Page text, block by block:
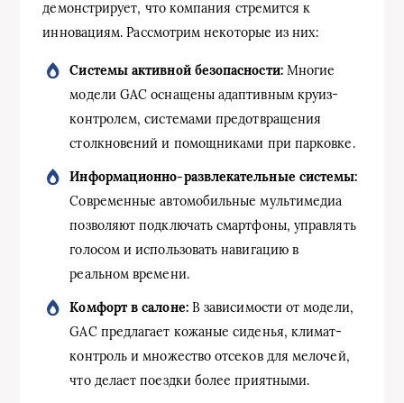
демонстрирует, что компания стремится к
инновациям. Рассмотрим некоторые из них:
Системы активной безопасности:Многие
модели GAC оснащены адаптивным круиз-
контролем, системами предотвращения
столкновений и помощниками при парковке.
Информационно-развлекательные системы:
Современные автомобильные мультимедиа
позволяют подключать смартфоны, управлять
голосом и использовать навигацию в
реальном времени.
Комфорт в салоне:В зависимости от модели,
GAC предлагает кожаные сиденья, климат-
контроль и множество отсеков для мелочей,
что делает поездки более приятными.